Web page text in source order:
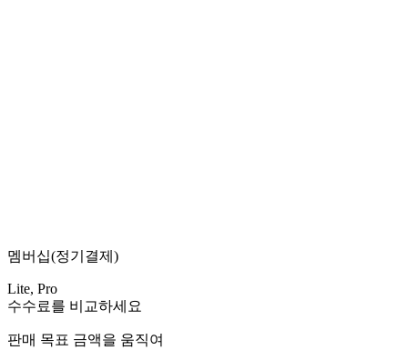
멤버십(정기결제)
Lite, Pro
수수료를 비교하세요
판매 목표 금액을 움직여